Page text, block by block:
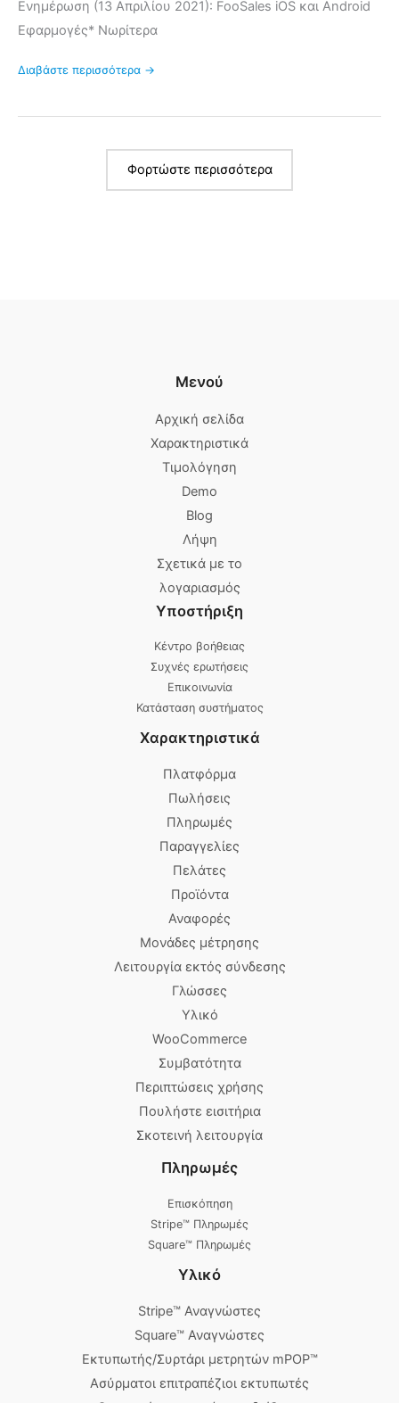
Ενημέρωση (13 Απριλίου 2021): FooSales iOS και Android
Εφαρμογές* Νωρίτερα
Διαβάστε περισσότερα →
Φορτώστε περισσότερα
Μενού
Αρχική σελίδα
Χαρακτηριστικά
Τιμολόγηση
Demo
Blog
Λήψη
Σχετικά με το
λογαριασμός
Υποστήριξη
Κέντρο βοήθειας
Συχνές ερωτήσεις
Επικοινωνία
Κατάσταση συστήματος
Χαρακτηριστικά
Πλατφόρμα
Πωλήσεις
Πληρωμές
Παραγγελίες
Πελάτες
Προϊόντα
Αναφορές
Μονάδες μέτρησης
Λειτουργία εκτός σύνδεσης
Γλώσσες
Υλικό
WooCommerce
Συμβατότητα
Περιπτώσεις χρήσης
Πουλήστε εισιτήρια
Σκοτεινή λειτουργία
Πληρωμές
Επισκόπηση
Stripe™ Πληρωμές
Square™ Πληρωμές
Υλικό
Stripe™ Αναγνώστες
Square™ Αναγνώστες
Εκτυπωτής/Συρτάρι μετρητών mPOP™
Ασύρματοι επιτραπέζιοι εκτυπωτές